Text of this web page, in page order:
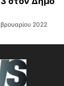
2022